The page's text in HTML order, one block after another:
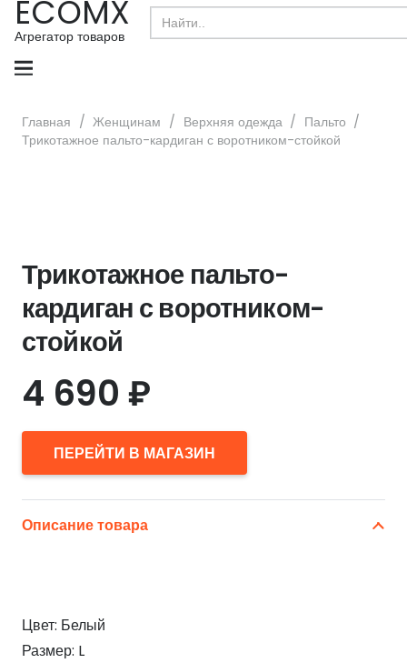
ECOMX
Агрегатор товаров
Search
for:
Главная / Женщинам / Верхняя одежда / Пальто /
Трикотажное пальто-кардиган с воротником-стойкой
Трикотажное пальто-
кардиган с воротником-
стойкой
4 690 ₽
ПЕРЕЙТИ В МАГАЗИН
Описание товара
Цвет: Белый
Размер: L